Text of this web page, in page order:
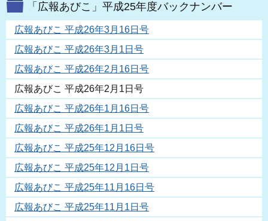
「広報あびこ」平成25年度バックナンバー
広報あびこ 平成26年3月16日号
広報あびこ 平成26年3月1日号
広報あびこ 平成26年2月16日号
広報あびこ 平成26年2月1日号
広報あびこ 平成26年1月16日号
広報あびこ 平成26年1月1日号
広報あびこ 平成25年12月16日号
広報あびこ 平成25年12月1日号
広報あびこ 平成25年11月16日号
広報あびこ 平成25年11月1日号